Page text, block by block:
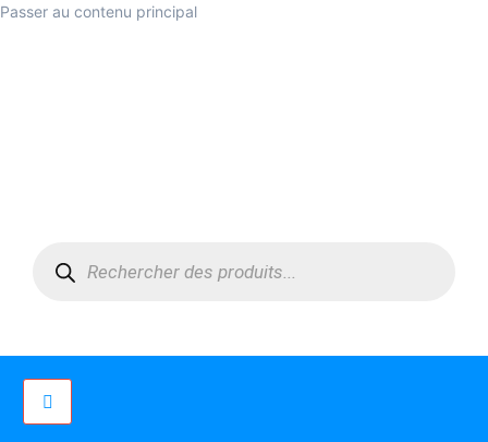
Passer au contenu principal